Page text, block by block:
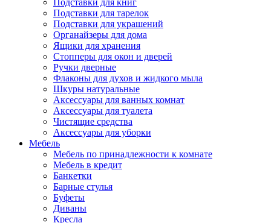
Подставки для книг
Подставки для тарелок
Подставки для украшений
Органайзеры для дома
Ящики для хранения
Стопперы для окон и дверей
Ручки дверные
Флаконы для духов и жидкого мыла
Шкуры натуральные
Аксессуары для ванных комнат
Аксессуары для туалета
Чистящие средства
Аксессуары для уборки
Мебель
Мебель по принадлежности к комнате
Мебель в кредит
Банкетки
Барные стулья
Буфеты
Диваны
Кресла